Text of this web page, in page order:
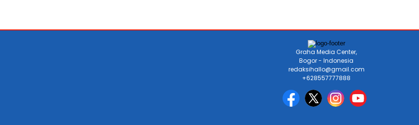
Graha Media Center,
Bogor - Indonesia
redaksihallo@gmail.com
+628557777888